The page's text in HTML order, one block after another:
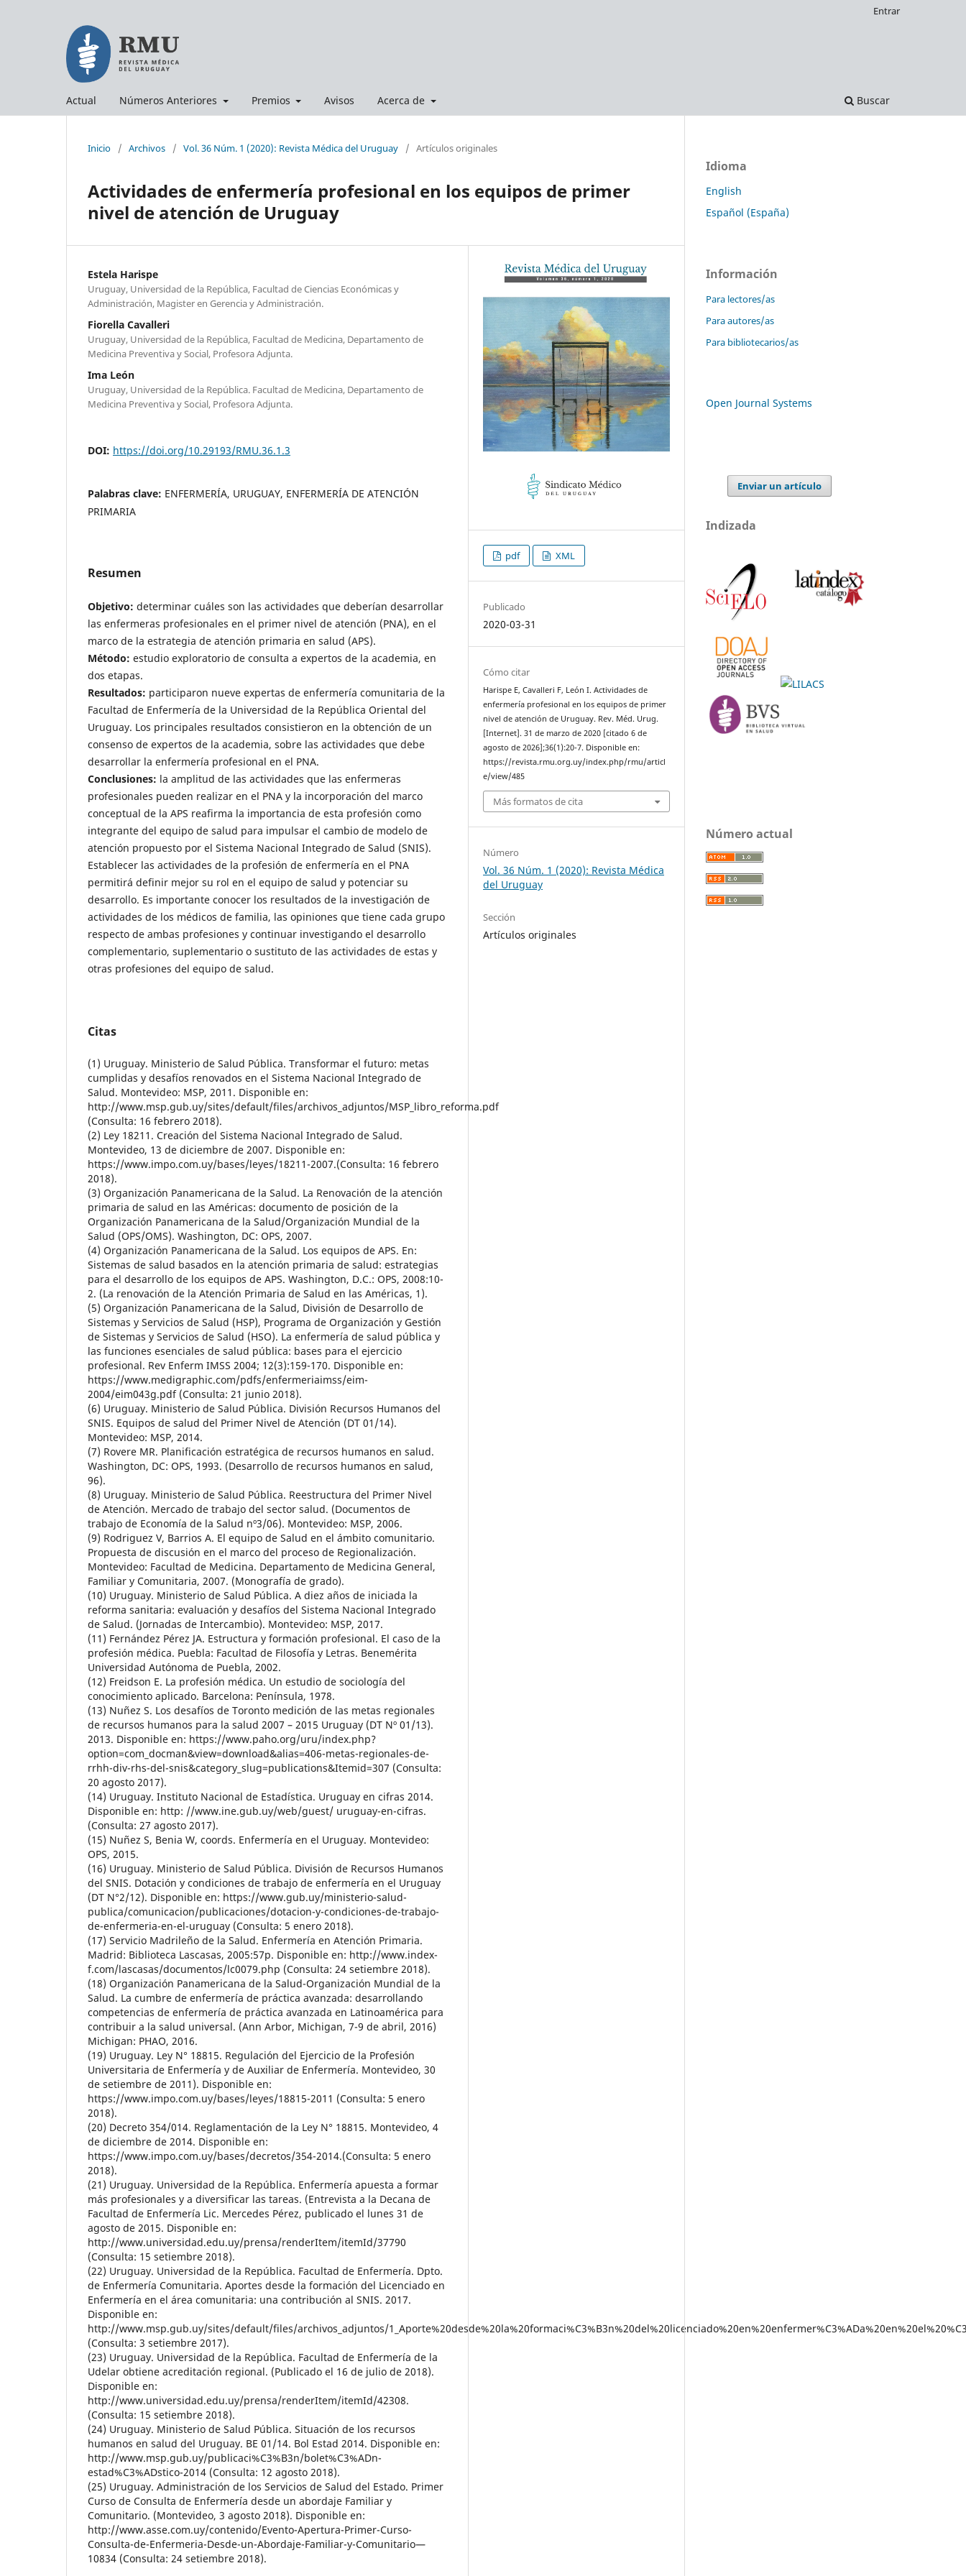
Actual Números Anteriores Premios Avisos Acerca de Buscar
Entrar
Inicio / Archivos / Vol. 36 Núm. 1 (2020): Revista Médica del Uruguay / Artículos originales
Actividades de enfermería profesional en los equipos de primer
nivel de atención de Uruguay
Estela Harispe
Uruguay, Universidad de la República, Facultad de Ciencias Económicas y
Administración, Magister en Gerencia y Administración.
Fiorella Cavalleri
Uruguay, Universidad de la República, Facultad de Medicina, Departamento de
Medicina Preventiva y Social, Profesora Adjunta.
Ima León
Uruguay, Universidad de la República. Facultad de Medicina, Departamento de
Medicina Preventiva y Social, Profesora Adjunta.
DOI: https://doi.org/10.29193/RMU.36.1.3
Palabras clave: ENFERMERÍA, URUGUAY, ENFERMERÍA DE ATENCIÓN
PRIMARIA
Resumen
Objetivo: determinar cuáles son las actividades que deberían desarrollar
las enfermeras profesionales en el primer nivel de atención (PNA), en el
marco de la estrategia de atención primaria en salud (APS).
Método: estudio exploratorio de consulta a expertos de la academia, en
dos etapas.
Resultados: participaron nueve expertas de enfermería comunitaria de la
Facultad de Enfermería de la Universidad de la República Oriental del
Uruguay. Los principales resultados consistieron en la obtención de un
consenso de expertos de la academia, sobre las actividades que debe
desarrollar la enfermería profesional en el PNA.
Conclusiones: la amplitud de las actividades que las enfermeras
profesionales pueden realizar en el PNA y la incorporación del marco
conceptual de la APS reafirma la importancia de esta profesión como
integrante del equipo de salud para impulsar el cambio de modelo de
atención propuesto por el Sistema Nacional Integrado de Salud (SNIS).
Establecer las actividades de la profesión de enfermería en el PNA
permitirá definir mejor su rol en el equipo de salud y potenciar su
desarrollo. Es importante conocer los resultados de la investigación de
actividades de los médicos de familia, las opiniones que tiene cada grupo
respecto de ambas profesiones y continuar investigando el desarrollo
complementario, suplementario o sustituto de las actividades de estas y
otras profesiones del equipo de salud.
Citas
(1) Uruguay. Ministerio de Salud Pública. Transformar el futuro: metas
cumplidas y desafíos renovados en el Sistema Nacional Integrado de
Salud. Montevideo: MSP, 2011. Disponible en:
http://www.msp.gub.uy/sites/default/files/archivos_adjuntos/MSP_libro_reforma.pdf
(Consulta: 16 febrero 2018).
(2) Ley 18211. Creación del Sistema Nacional Integrado de Salud.
Montevideo, 13 de diciembre de 2007. Disponible en:
https://www.impo.com.uy/bases/leyes/18211-2007.(Consulta: 16 febrero
2018).
(3) Organización Panamericana de la Salud. La Renovación de la atención
primaria de salud en las Américas: documento de posición de la
Organización Panamericana de la Salud/Organización Mundial de la
Salud (OPS/OMS). Washington, DC: OPS, 2007.
(4) Organización Panamericana de la Salud. Los equipos de APS. En:
Sistemas de salud basados en la atención primaria de salud: estrategias
para el desarrollo de los equipos de APS. Washington, D.C.: OPS, 2008:10-
2. (La renovación de la Atención Primaria de Salud en las Américas, 1).
(5) Organización Panamericana de la Salud, División de Desarrollo de
Sistemas y Servicios de Salud (HSP), Programa de Organización y Gestión
de Sistemas y Servicios de Salud (HSO). La enfermería de salud pública y
las funciones esenciales de salud pública: bases para el ejercicio
profesional. Rev Enferm IMSS 2004; 12(3):159-170. Disponible en:
https://www.medigraphic.com/pdfs/enfermeriaimss/eim-
2004/eim043g.pdf (Consulta: 21 junio 2018).
(6) Uruguay. Ministerio de Salud Pública. División Recursos Humanos del
SNIS. Equipos de salud del Primer Nivel de Atención (DT 01/14).
Montevideo: MSP, 2014.
(7) Rovere MR. Planificación estratégica de recursos humanos en salud.
Washington, DC: OPS, 1993. (Desarrollo de recursos humanos en salud,
96).
(8) Uruguay. Ministerio de Salud Pública. Reestructura del Primer Nivel
de Atención. Mercado de trabajo del sector salud. (Documentos de
trabajo de Economía de la Salud nº3/06). Montevideo: MSP, 2006.
(9) Rodriguez V, Barrios A. El equipo de Salud en el ámbito comunitario.
Propuesta de discusión en el marco del proceso de Regionalización.
Montevideo: Facultad de Medicina. Departamento de Medicina General,
Familiar y Comunitaria, 2007. (Monografía de grado).
(10) Uruguay. Ministerio de Salud Pública. A diez años de iniciada la
reforma sanitaria: evaluación y desafíos del Sistema Nacional Integrado
de Salud. (Jornadas de Intercambio). Montevideo: MSP, 2017.
(11) Fernández Pérez JA. Estructura y formación profesional. El caso de la
profesión médica. Puebla: Facultad de Filosofía y Letras. Benemérita
Universidad Autónoma de Puebla, 2002.
(12) Freidson E. La profesión médica. Un estudio de sociología del
conocimiento aplicado. Barcelona: Península, 1978.
(13) Nuñez S. Los desafíos de Toronto medición de las metas regionales
de recursos humanos para la salud 2007 – 2015 Uruguay (DT Nº 01/13).
2013. Disponible en: https://www.paho.org/uru/index.php?
option=com_docman&view=download&alias=406-metas-regionales-de-
rrhh-div-rhs-del-snis&category_slug=publications&Itemid=307 (Consulta:
20 agosto 2017).
(14) Uruguay. Instituto Nacional de Estadística. Uruguay en cifras 2014.
Disponible en: http: //www.ine.gub.uy/web/guest/ uruguay-en-cifras.
(Consulta: 27 agosto 2017).
(15) Nuñez S, Benia W, coords. Enfermería en el Uruguay. Montevideo:
OPS, 2015.
(16) Uruguay. Ministerio de Salud Pública. División de Recursos Humanos
del SNIS. Dotación y condiciones de trabajo de enfermería en el Uruguay
(DT N°2/12). Disponible en: https://www.gub.uy/ministerio-salud-
publica/comunicacion/publicaciones/dotacion-y-condiciones-de-trabajo-
de-enfermeria-en-el-uruguay (Consulta: 5 enero 2018).
(17) Servicio Madrileño de la Salud. Enfermería en Atención Primaria.
Madrid: Biblioteca Lascasas, 2005:57p. Disponible en: http://www.index-
f.com/lascasas/documentos/lc0079.php (Consulta: 24 setiembre 2018).
(18) Organización Panamericana de la Salud-Organización Mundial de la
Salud. La cumbre de enfermería de práctica avanzada: desarrollando
competencias de enfermería de práctica avanzada en Latinoamérica para
contribuir a la salud universal. (Ann Arbor, Michigan, 7-9 de abril, 2016)
Michigan: PHAO, 2016.
(19) Uruguay. Ley N° 18815. Regulación del Ejercicio de la Profesión
Universitaria de Enfermería y de Auxiliar de Enfermería. Montevideo, 30
de setiembre de 2011). Disponible en:
https://www.impo.com.uy/bases/leyes/18815-2011 (Consulta: 5 enero
2018).
(20) Decreto 354/014. Reglamentación de la Ley N° 18815. Montevideo, 4
de diciembre de 2014. Disponible en:
https://www.impo.com.uy/bases/decretos/354-2014.(Consulta: 5 enero
2018).
(21) Uruguay. Universidad de la República. Enfermería apuesta a formar
más profesionales y a diversificar las tareas. (Entrevista a la Decana de
Facultad de Enfermería Lic. Mercedes Pérez, publicado el lunes 31 de
agosto de 2015. Disponible en:
http://www.universidad.edu.uy/prensa/renderItem/itemId/37790
(Consulta: 15 setiembre 2018).
(22) Uruguay. Universidad de la República. Facultad de Enfermería. Dpto.
de Enfermería Comunitaria. Aportes desde la formación del Licenciado en
Enfermería en el área comunitaria: una contribución al SNIS. 2017.
Disponible en:
http://www.msp.gub.uy/sites/default/files/archivos_adjuntos/
(Consulta: 3 setiembre 2017).
(23) Uruguay. Universidad de la República. Facultad de Enfermería de la
Udelar obtiene acreditación regional. (Publicado el 16 de julio de 2018).
Disponible en:
http://www.universidad.edu.uy/prensa/renderItem/itemId/42308.
(Consulta: 15 setiembre 2018).
(24) Uruguay. Ministerio de Salud Pública. Situación de los recursos
humanos en salud del Uruguay. BE 01/14. Bol Estad 2014. Disponible en:
http://www.msp.gub.uy/publicaci%C3%B3n/bolet%C3%ADn-
estad%C3%ADstico-2014 (Consulta: 12 agosto 2018).
(25) Uruguay. Administración de los Servicios de Salud del Estado. Primer
Curso de Consulta de Enfermería desde un abordaje Familiar y
Comunitario. (Montevideo, 3 agosto 2018). Disponible en:
http://www.asse.com.uy/contenido/Evento-Apertura-Primer-Curso-
Consulta-de-Enfermeria-Desde-un-Abordaje-Familiar-y-Comunitario—
10834 (Consulta: 24 setiembre 2018).
pdf XML
Publicado
2020-03-31
Cómo citar
Harispe E, Cavalleri F, León I. Actividades de
enfermería profesional en los equipos de primer
nivel de atención de Uruguay. Rev. Méd. Urug.
[Internet]. 31 de marzo de 2020 [citado 6 de
agosto de 2026];36(1):20-7. Disponible en:
https://revista.rmu.org.uy/index.php/rmu/articl
e/view/485
Más formatos de cita
Número
Vol. 36 Núm. 1 (2020): Revista Médica
del Uruguay
Sección
Artículos originales
Idioma
English
Español (España)
Información
Para lectores/as
Para autores/as
Para bibliotecarios/as
Open Journal Systems
Enviar un artículo
Indizada
Número actual